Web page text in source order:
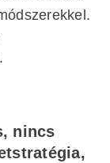
nincs